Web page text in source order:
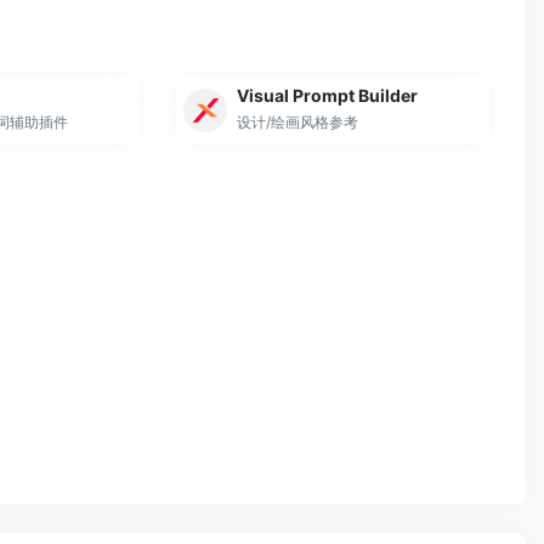
辅助插件
Visual Prompt Builder
设计/绘画风格参考